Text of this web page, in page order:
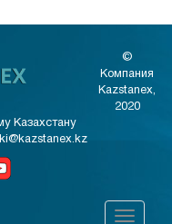
©
Компания
Kazstanex,
2020
Казахстану